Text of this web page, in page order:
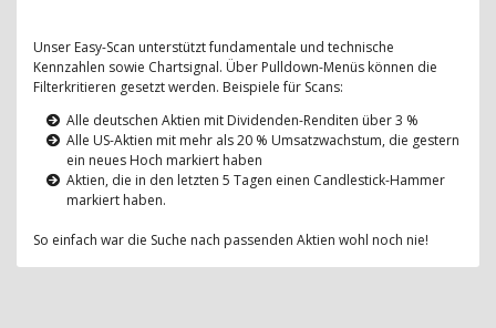
Unser Easy-Scan unterstützt fundamentale und technische
Kennzahlen sowie Chartsignal. Über Pulldown-Menüs können die
Filterkritieren gesetzt werden. Beispiele für Scans:
Alle deutschen Aktien mit Dividenden-Renditen über 3 %
Alle US-Aktien mit mehr als 20 % Umsatzwachstum, die gestern
ein neues Hoch markiert haben
Aktien, die in den letzten 5 Tagen einen Candlestick-Hammer
markiert haben.
So einfach war die Suche nach passenden Aktien wohl noch nie!